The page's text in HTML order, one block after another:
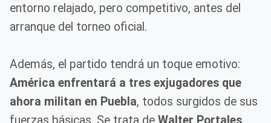
entorno relajado, pero competitivo, antes del
arranque del torneo oficial.
Además, el partido tendrá un toque emotivo:
América enfrentará a tres exjugadores que
ahora militan en Puebla, todos surgidos de sus
fuerzas básicas. Se trata de Walter Portales